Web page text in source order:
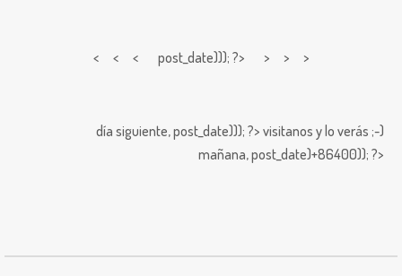
< < < post_date))); ?> > > >
día siguiente,post_date))); ?> visitanos y lo verás ;-)
mañana,post_date)+86400)); ?>